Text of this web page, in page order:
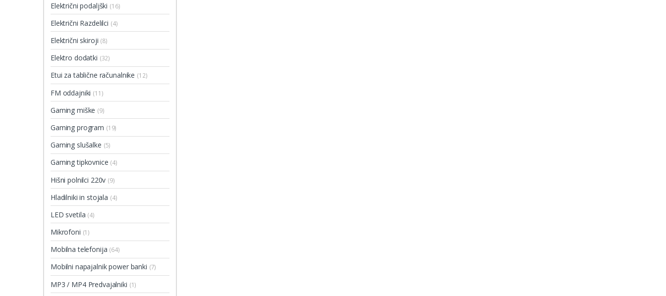
Električni podaljški (16)
Električni Razdelilci (4)
Električni skiroji (8)
Elektro dodatki (32)
Etui za tablične računalnike (12)
FM oddajniki (11)
Gaming miške (9)
Gaming program (19)
Gaming slušalke (5)
Gaming tipkovnice (4)
Hišni polnilci 220v (9)
Hladilniki in stojala (4)
LED svetila (4)
Mikrofoni (1)
Mobilna telefonija (64)
Mobilni napajalnik power banki (7)
MP3 / MP4 Predvajalniki (1)